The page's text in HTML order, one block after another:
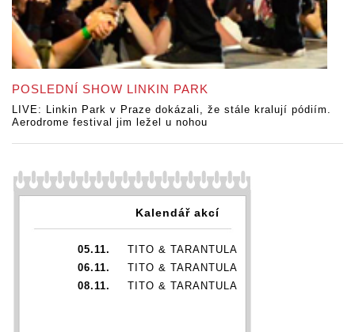
POSLEDNÍ SHOW LINKIN PARK
LIVE: Linkin Park v Praze dokázali, že stále kralují pódiím.
Aerodrome festival jim ležel u nohou
Kalendář akcí
05.11.
TITO & TARANTULA
06.11.
TITO & TARANTULA
08.11.
TITO & TARANTULA